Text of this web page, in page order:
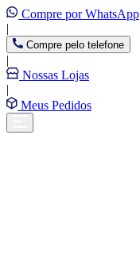
Compre por WhatsApp
|
Compre pelo telefone
|
Nossas Lojas
|
Meus Pedidos